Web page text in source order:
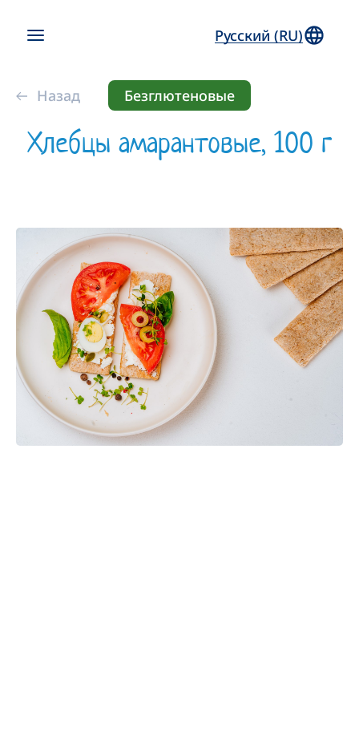
Русский (RU)
Назад Безглютеновые
Хлебцы амарантовые, 100 г